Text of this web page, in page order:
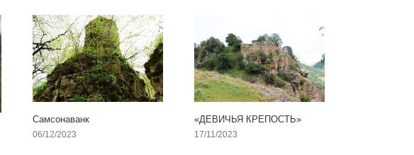
Самсонаванк
06/12/2023
«ДЕВИЧЬЯ КРЕПОСТЬ»
17/11/2023